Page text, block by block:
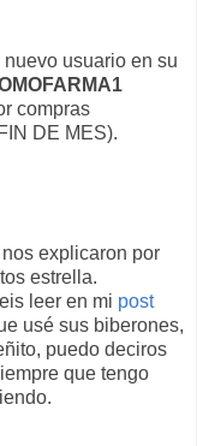
usuario en su
compras
DE MES).
explicaron por
estrella.
leer en mi post
usé sus biberones,
puedo deciros
que tengo